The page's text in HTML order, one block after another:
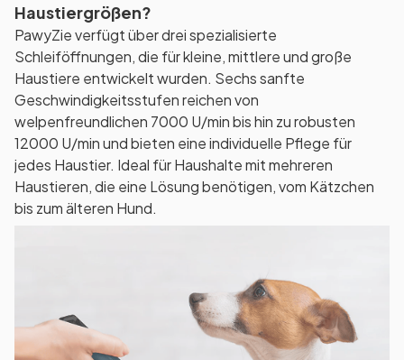
Haustiergrößen?
PawyZie verfügt über drei spezialisierte
Schleiföffnungen, die für kleine, mittlere und große
Haustiere entwickelt wurden. Sechs sanfte
Geschwindigkeitsstufen reichen von
welpenfreundlichen 7000 U/min bis hin zu robusten
12000 U/min und bieten eine individuelle Pflege für
jedes Haustier. Ideal für Haushalte mit mehreren
Haustieren, die eine Lösung benötigen, vom Kätzchen
bis zum älteren Hund.